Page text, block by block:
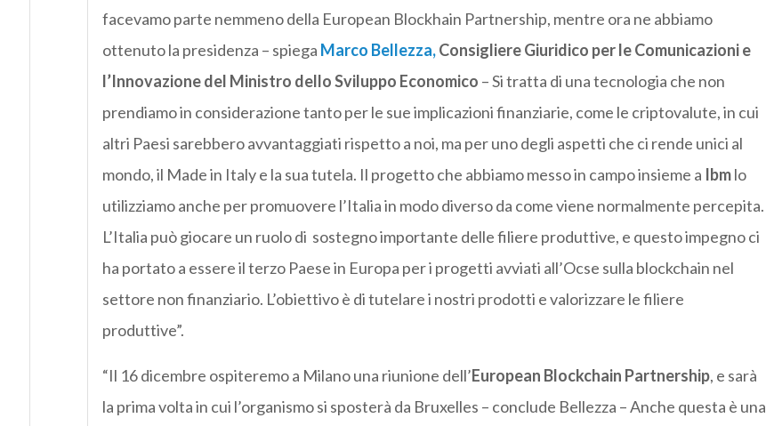
facevamo parte nemmeno della European Blockhain Partnership, mentre ora ne abbiamo
ottenuto la presidenza – spiega Marco Bellezza,Consigliere Giuridico per le Comunicazioni e
l’Innovazione del Ministro dello Sviluppo Economico – Si tratta di una tecnologia che non
prendiamo in considerazione tanto per le sue implicazioni finanziarie, come le criptovalute, in cui
altri Paesi sarebbero avvantaggiati rispetto a noi, ma per uno degli aspetti che ci rende unici al
mondo, il Made in Italy e la sua tutela. Il progetto che abbiamo messo in campo insieme a Ibmlo
utilizziamo anche per promuovere l’Italia in modo diverso da come viene normalmente percepita.
L’Italia può giocare un ruolo di sostegno importante delle filiere produttive, e questo impegno ci
ha portato a essere il terzo Paese in Europa per i progetti avviati all’Ocse sulla blockchain nel
settore non finanziario. L’obiettivo è di tutelare i nostri prodotti e valorizzare le filiere
produttive”.
“Il 16 dicembre ospiteremo a Milano una riunione dell’European Blockchain Partnership, e sarà
la prima volta in cui l’organismo si sposterà da Bruxelles – conclude Bellezza – Anche questa è una